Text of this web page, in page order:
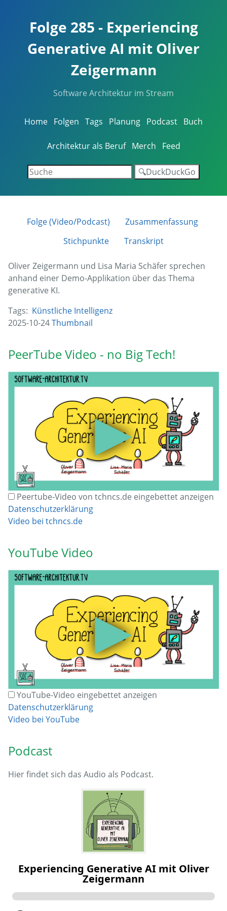
Folge 285 - Experiencing
Generative AI mit Oliver
Zeigermann
Software Architektur im Stream
Home Folgen Tags Planung Podcast Buch
Architektur als Beruf Merch Feed
🔍DuckDuckGo
Folge (Video/Podcast)
Zusammenfassung
Stichpunkte
Transkript
Oliver Zeigermann und Lisa Maria Schäfer sprechen
anhand einer Demo-Applikation über das Thema
generative KI.
Tags: Künstliche Intelligenz
2025-10-24Thumbnail
PeerTube Video - no Big Tech!
▶
Peertube-Video von tchncs.de eingebettet anzeigen
Datenschutzerklärung
Video bei tchncs.de
YouTube Video
▶
YouTube-Video eingebettet anzeigen
Datenschutzerklärung
Video bei YouTube
Podcast
Hier findet sich das Audio als Podcast.